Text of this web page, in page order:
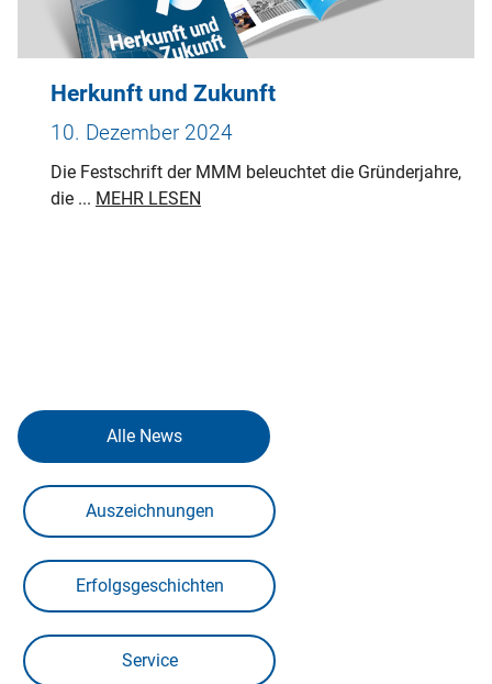
Herkunft und Zukunft
10. Dezember 2024
Die Festschrift der MMM beleuchtet die Gründerjahre,
die ... MEHR LESEN
Alle News
Auszeichnungen
Erfolgsgeschichten
Service